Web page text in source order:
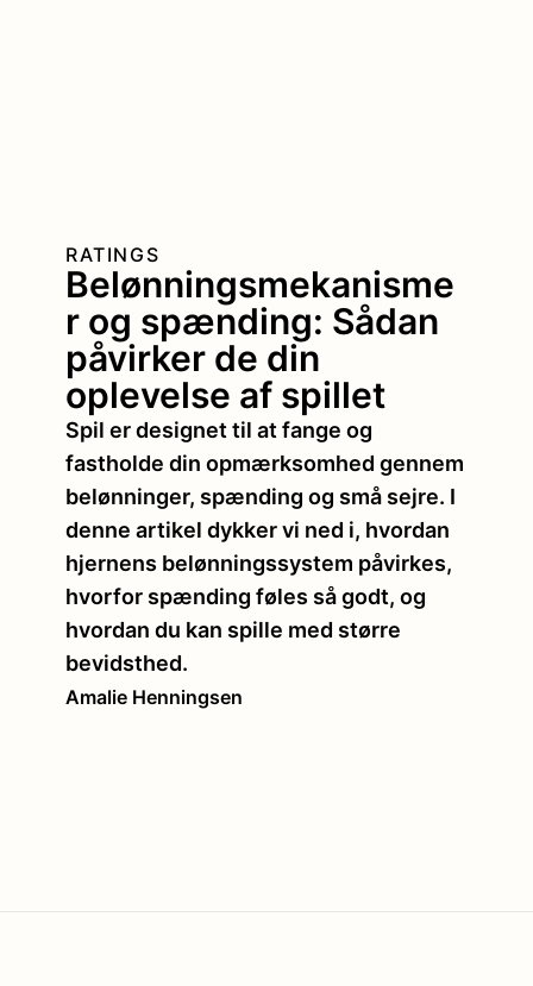
Belønningsmekanisme
r og spænding: Sådan
påvirker de din
oplevelse af spillet
RATINGS
Spil er designet til at fange og
fastholde din opmærksomhed gennem
belønninger, spænding og små sejre. I
denne artikel dykker vi ned i, hvordan
hjernens belønningssystem påvirkes,
hvorfor spænding føles så godt, og
hvordan du kan spille med større
bevidsthed.
Amalie Henningsen